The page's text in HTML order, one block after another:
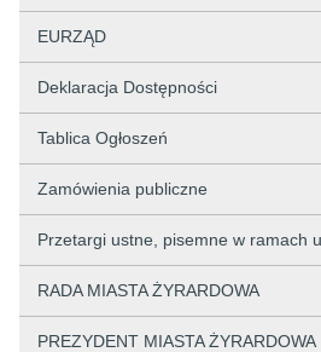
EURZĄD
Deklaracja Dostępności
Tablica Ogłoszeń
Zamówienia publiczne
Przetargi ustne, pisemne w ramach
RADA MIASTA ŻYRARDOWA
PREZYDENT MIASTA ŻYRARDOWA